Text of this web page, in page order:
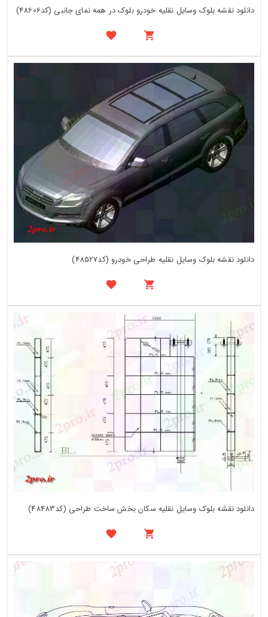
دانلود نقشه بلوک وسایل نقلیه خودرو بلوک در همه نمای جانبی (کد48606)
دانلود نقشه بلوک وسایل نقلیه طراحی خودرو (کد48527)
دانلود نقشه بلوک وسایل نقلیه سکان بخش ساخت طراحی (کد48483)